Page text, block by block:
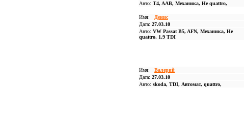
Авто: T4, AAB, Механика, Не quattro,
Имя: Денис
Дата: 27.03.10
Авто: VW Passat B5, AFN, Механика, Не
quattro, 1,9 TDI
Имя: Валерий
Дата: 27.03.10
Авто: skoda, TDI, Автомат, quattro,